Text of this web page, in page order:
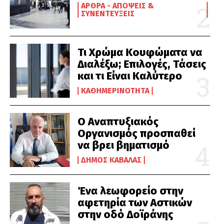
ΆΡΘΡΑ - ΑΠΌΨΕΙΣ &
ΣΥΝΕΝΤΕΎΞΕΙΣ
Τι Χρώμα Κουφώματα να
Διαλέξω; Επιλογές, Τάσεις
και τι Είναι Καλύτερο
ΚΑΘΗΜΕΡΙΝΌΤΗΤΑ
Ο Αναπτυξιακός
Οργανισμός προσπαθεί
να βρει βηματισμό
ΔΉΜΟΣ ΚΑΒΆΛΑΣ
Ένα λεωφορείο στην
αφετηρία των Αστικών
στην οδό Δοϊράνης